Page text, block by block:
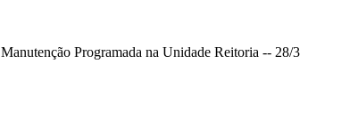
Manutenção Programada na Unidade Reitoria -- 28/3